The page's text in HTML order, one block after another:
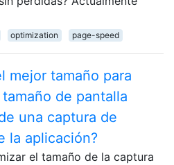
optimization page-speed
mejor tamaño para
de pantalla
una captura de
la aplicación?
el tamaño de la captura